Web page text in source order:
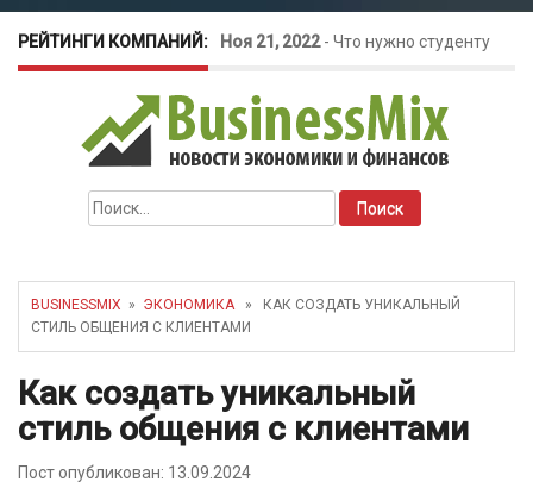
РЕЙТИНГИ КОМПАНИЙ: Ноя 21, 2022- Что нужно студенту
для открытия бизнеса?
Окт 26, 2022-Телефония для
amoCRM: лучшие инструменты для
бизнеса
как защитить свой бизнес?
Найти:
BUSINESSMIX » ЭКОНОМИКА» КАК СОЗДАТЬ УНИКАЛЬНЫЙ
СТИЛЬ ОБЩЕНИЯ С КЛИЕНТАМИ
Как создать уникальный
стиль общения с клиентами
Пост опубликован: 13.09.2024